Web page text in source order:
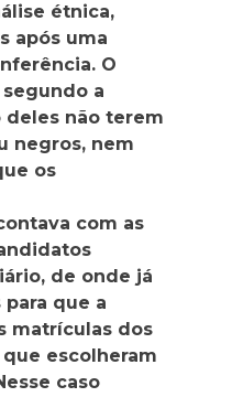
étnica,
após uma
O
a
não terem
negros, nem
os
com as
de onde já
que a
matrículas dos
escolheram
caso